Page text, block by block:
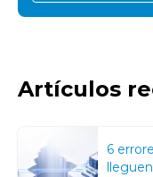
Artículos
6